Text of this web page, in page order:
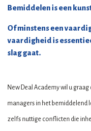
Bemiddelen is een
Of minstens een
vaardigheid is
slag gaat.
New Deal Academy wil u
managers in het bemiddelend
zelfs nuttige conflicten die